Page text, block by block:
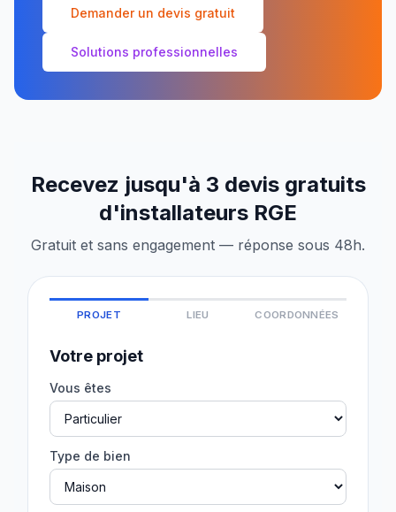
Demander un devis gratuit
Solutions professionnelles
Recevez jusqu'à 3 devis gratuits
d'installateurs RGE
Gratuit et sans engagement — réponse sous 48h.
PROJET LIEU COORDONNÉES
Votre projet
Vous êtes
Type de bien